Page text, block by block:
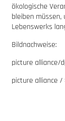
ökologische
bleiben
Lebenswerks
Bildnachweise:
picture alliance/
picture alliance /